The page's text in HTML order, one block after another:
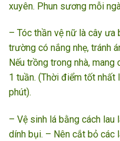
xuyên. Phun sương mỗi
– Tóc thần vệ nữ là cây
trường có nắng nhẹ, tránh
Nếu trồng trong nhà,
1 tuần. (Thời điểm tốt nhất
phút).
– Vệ sinh lá bằng cách
dính bụi. – Nên cắt bỏ các